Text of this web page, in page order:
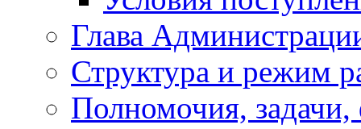
Глава
Структура и режим
Полномочия,